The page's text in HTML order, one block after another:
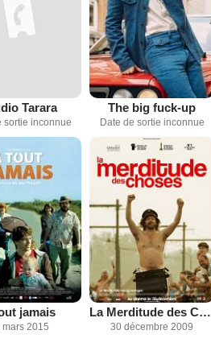
Tarara
sortie inconnue
The big fuck-up
Date de sortie inconnue
jamais
mars 2015
La Merditude des Choses
30 décembre 2009